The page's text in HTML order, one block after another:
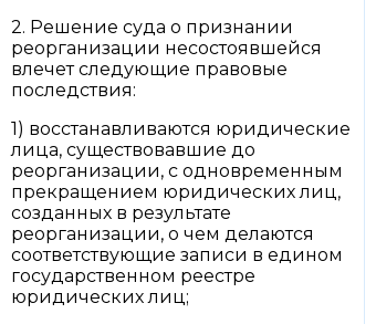
2. Решение суда о признании
реорганизации несостоявшейся
влечет следующие правовые
последствия:
1) восстанавливаются юридические
лица, существовавшие до
реорганизации, с одновременным
прекращением юридических лиц,
созданных в результате
реорганизации, о чем делаются
соответствующие записи в едином
государственном реестре
юридических лиц;